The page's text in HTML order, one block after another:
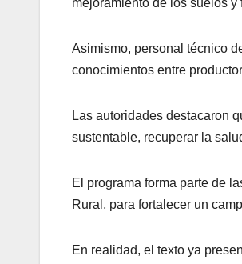
mejoramiento de los suelos
Asimismo, personal técnico
conocimientos entre
Las autoridades destacaron
sustentable, recuperar la
El programa forma parte de
Rural, para fortalecer un
En realidad, el texto ya